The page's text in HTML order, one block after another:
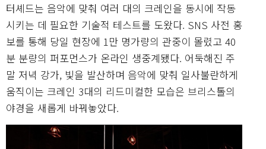
터셰드는 음악에 맞춰 여러 대의 크레인을 동시에 작동
시키는 데 필요한 기술적 테스트를 도왔다. SNS 사전 홍
보를 통해 당일 현장에 1만 명가량의 관중이 몰렸고 40
분 분량의 퍼포먼스가 온라인 생중계됐다. 어둑해진 주
말 저녁 강가, 빛을 발산하며 음악에 맞춰 일사불란하게
움직이는 크레인 3대의 리드미컬한 모습은 브리스톨의
야경을 새롭게 바꿔놓았다.